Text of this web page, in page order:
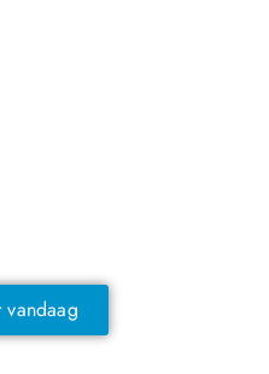
vandaag